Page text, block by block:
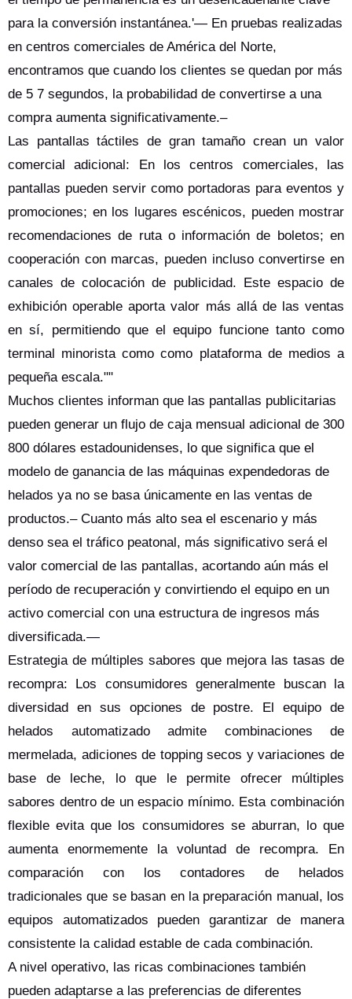
para la conversión instantánea.'— En pruebas realizadas
en centros comerciales de América del Norte,
encontramos que cuando los clientes se quedan por más
de 5 7 segundos, la probabilidad de convertirse a una
compra aumenta significativamente.–
Las pantallas táctiles de gran tamaño crean un valor
comercial adicional: En los centros comerciales, las
pantallas pueden servir como portadoras para eventos y
promociones; en los lugares escénicos, pueden mostrar
recomendaciones de ruta o información de boletos; en
cooperación con marcas, pueden incluso convertirse en
canales de colocación de publicidad. Este espacio de
exhibición operable aporta valor más allá de las ventas
en sí, permitiendo que el equipo funcione tanto como
terminal minorista como como plataforma de medios a
pequeña escala.""
Muchos clientes informan que las pantallas publicitarias
pueden generar un flujo de caja mensual adicional de 300
800 dólares estadounidenses, lo que significa que el
modelo de ganancia de las máquinas expendedoras de
helados ya no se basa únicamente en las ventas de
productos.– Cuanto más alto sea el escenario y más
denso sea el tráfico peatonal, más significativo será el
valor comercial de las pantallas, acortando aún más el
período de recuperación y convirtiendo el equipo en un
activo comercial con una estructura de ingresos más
diversificada.—
Estrategia de múltiples sabores que mejora las tasas de
recompra: Los consumidores generalmente buscan la
diversidad en sus opciones de postre. El equipo de
helados automatizado admite combinaciones de
mermelada, adiciones de topping secos y variaciones de
base de leche, lo que le permite ofrecer múltiples
sabores dentro de un espacio mínimo. Esta combinación
flexible evita que los consumidores se aburran, lo que
aumenta enormemente la voluntad de recompra. En
comparación con los contadores de helados
tradicionales que se basan en la preparación manual, los
equipos automatizados pueden garantizar de manera
consistente la calidad estable de cada combinación.
A nivel operativo, las ricas combinaciones también
pueden adaptarse a las preferencias de diferentes